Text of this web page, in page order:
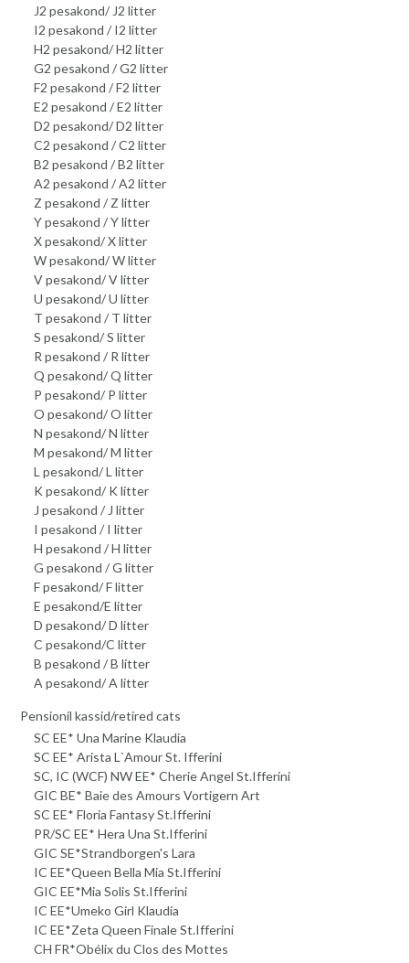
J2 pesakond/ J2 litter
I2 pesakond / I2 litter
H2 pesakond/ H2 litter
G2 pesakond / G2 litter
F2 pesakond / F2 litter
E2 pesakond / E2 litter
D2 pesakond/ D2 litter
C2 pesakond / C2 litter
B2 pesakond / B2 litter
A2 pesakond / A2 litter
Z pesakond / Z litter
Y pesakond / Y litter
X pesakond/ X litter
W pesakond/ W litter
V pesakond/ V litter
U pesakond/ U litter
T pesakond / T litter
S pesakond/ S litter
R pesakond / R litter
Q pesakond/ Q litter
P pesakond/ P litter
O pesakond/ O litter
N pesakond/ N litter
M pesakond/ M litter
L pesakond/ L litter
K pesakond/ K litter
J pesakond / J litter
I pesakond / I litter
H pesakond / H litter
G pesakond / G litter
F pesakond/ F litter
E pesakond/E litter
D pesakond/ D litter
C pesakond/C litter
B pesakond / B litter
A pesakond/ A litter
Pensionil kassid/retired cats
SC EE* Una Marine Klaudia
SC EE* Arista L`Amour St. Ifferini
SC, IC (WCF) NW EE* Cherie Angel St.Ifferini
GIC BE* Baie des Amours Vortigern Art
SC EE* Floria Fantasy St.Ifferini
PR/SC EE* Hera Una St.Ifferini
GIC SE*Strandborgen's Lara
IC EE*Queen Bella Mia St.Ifferini
GIC EE*Mia Solis St.Ifferini
IC EE*Umeko Girl Klaudia
IC EE*Zeta Queen Finale St.Ifferini
CH FR*Obélix du Clos des Mottes